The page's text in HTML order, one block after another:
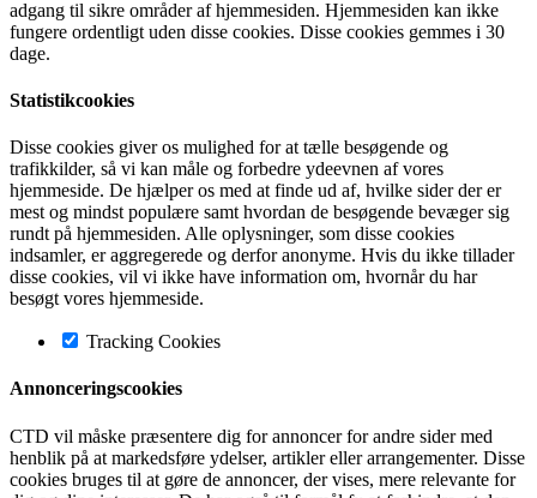
adgang til sikre områder af hjemmesiden. Hjemmesiden kan ikke
fungere ordentligt uden disse cookies. Disse cookies gemmes i 30
dage.
Statistikcookies
Disse cookies giver os mulighed for at tælle besøgende og
trafikkilder, så vi kan måle og forbedre ydeevnen af vores
hjemmeside. De hjælper os med at finde ud af, hvilke sider der er
mest og mindst populære samt hvordan de besøgende bevæger sig
rundt på hjemmesiden. Alle oplysninger, som disse cookies
indsamler, er aggregerede og derfor anonyme. Hvis du ikke tillader
disse cookies, vil vi ikke have information om, hvornår du har
besøgt vores hjemmeside.
Tracking Cookies
Annonceringscookies
CTD vil måske præsentere dig for annoncer for andre sider med
henblik på at markedsføre ydelser, artikler eller arrangementer. Disse
cookies bruges til at gøre de annoncer, der vises, mere relevante for